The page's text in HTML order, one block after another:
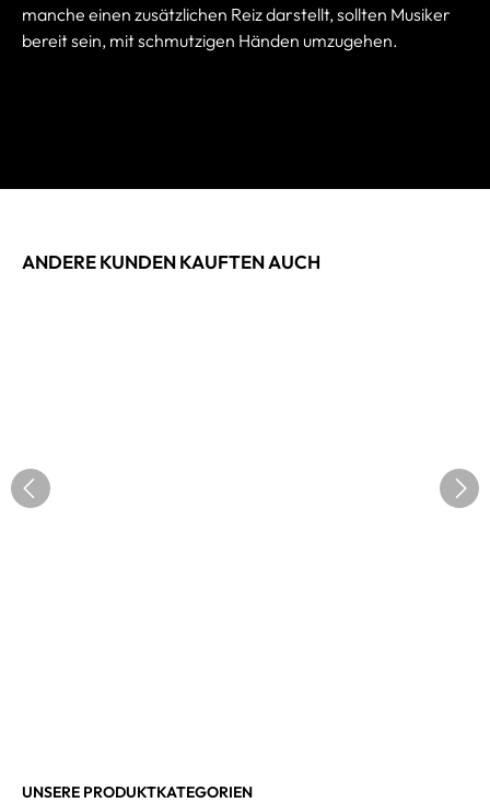
manche einen zusätzlichen Reiz darstellt, sollten Musiker
bereit sein, mit schmutzigen Händen umzugehen.
ANDERE KUNDEN KAUFTEN AUCH
UNSERE PRODUKTKATEGORIEN